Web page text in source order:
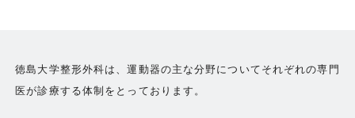
徳島大学整形外科は、運動器の主な分野についてそれぞれの専門
医が診療する体制をとっております。